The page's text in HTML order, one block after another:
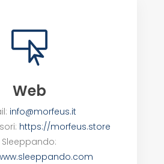

Web
info@morfeus.it
https://morfeus.store
Sleeppando: